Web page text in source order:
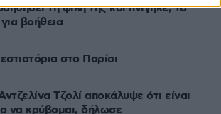
τη φίλη της και πνίγηκε, τα
βοήθεια
στο Παρίσι
Τζολί αποκάλυψε ότι είναι
να κρύβομαι, δήλωσε